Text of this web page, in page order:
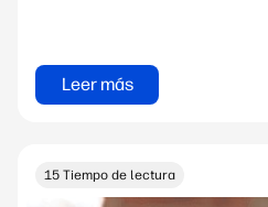
Leer más
15 Tiempo de lectura